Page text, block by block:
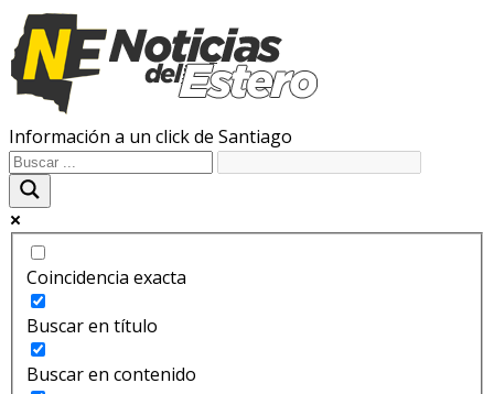
Información a un click de Santiago
Coincidencia exacta
Buscar en título
Buscar en contenido